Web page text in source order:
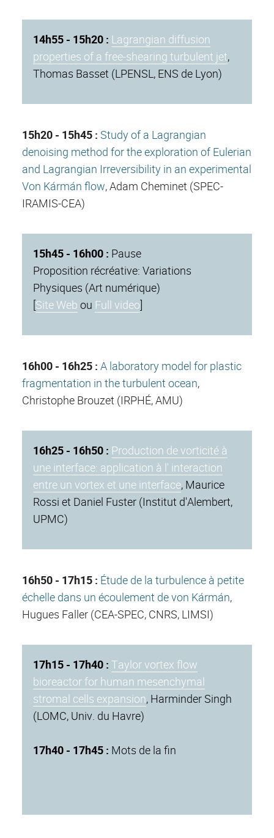
14h55 - 15h20 : Lagrangian diffusion
properties of a free-shearing turbulent jet,
Thomas Basset (LPENSL, ENS de Lyon)
15h20 - 15h45 : Study of a Lagrangian
denoising method for the exploration of Eulerian
and Lagrangian Irreversibility in an experimental
Von Kármán flow, Adam Cheminet (SPEC-
IRAMIS-CEA)
15h45 - 16h00 : Pause
Proposition récréative: Variations
Physiques (Art numérique)
[Site Web ou Full video]
16h00 - 16h25 : A laboratory model for plastic
fragmentation in the turbulent ocean,
Christophe Brouzet (IRPHÉ, AMU)
16h25 - 16h50 : Production de vorticité à
une interface: application à l' interaction
entre un vortex et une interface, Maurice
Rossi et Daniel Fuster (Institut d'Alembert,
UPMC)
16h50 - 17h15 : Étude de la turbulence à petite
échelle dans un écoulement de von Kármán,
Hugues Faller (CEA-SPEC, CNRS, LIMSI)
17h15 - 17h40 : Taylor vortex flow
bioreactor for human mesenchymal
stromal cells expansion, Harminder Singh
(LOMC, Univ. du Havre)
17h40 - 17h45 : Mots de la fin